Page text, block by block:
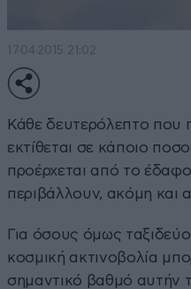
17·04·2015 21:02
Κάθε δευτερόλεπτο που
εκτίθεται σε κάποιο
προέρχεται από το
περιβάλλουν, ακόμη και
Για όσους όμως
κοσμική ακτινοβολία
σημαντικό βαθμό αυτήν